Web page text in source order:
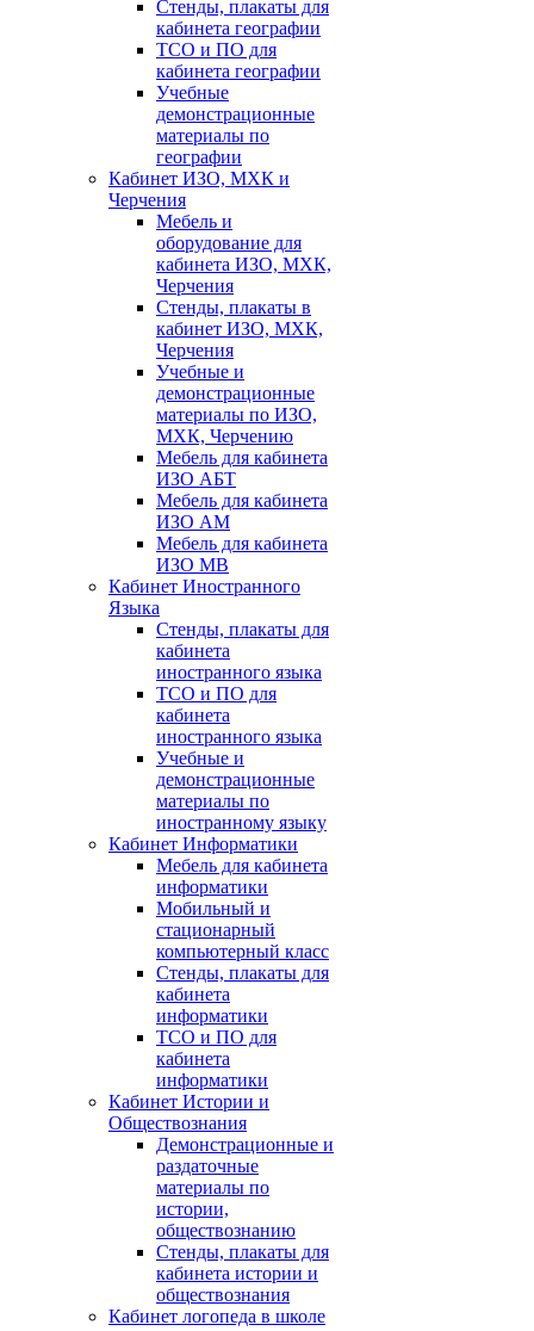
Стенды, плакаты для
кабинета географии
ТСО и ПО для
кабинета географии
Учебные
демонстрационные
материалы по
географии
Кабинет ИЗО, МХК и
Черчения
Мебель и
оборудование для
кабинета ИЗО, МХК,
Черчения
Стенды, плакаты в
кабинет ИЗО, МХК,
Черчения
Учебные и
демонстрационные
материалы по ИЗО,
МХК, Черчению
Мебель для кабинета
ИЗО АБТ
Мебель для кабинета
ИЗО АМ
Мебель для кабинета
ИЗО МВ
Кабинет Иностранного
Языка
Стенды, плакаты для
кабинета
иностранного языка
ТСО и ПО для
кабинета
иностранного языка
Учебные и
демонстрационные
материалы по
иностранному языку
Кабинет Информатики
Мебель для кабинета
информатики
Мобильный и
стационарный
компьютерный класс
Стенды, плакаты для
кабинета
информатики
ТСО и ПО для
кабинета
информатики
Кабинет Истории и
Обществознания
Демонстрационные и
раздаточные
материалы по
истории,
обществознанию
Стенды, плакаты для
кабинета истории и
обществознания
Кабинет логопеда в школе